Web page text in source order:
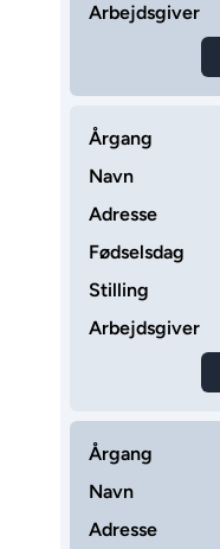
Arbejdsgiver
Årgang
Navn
Adresse
Fødselsdag
Stilling
Arbejdsgiver
Årgang
Navn
Adresse